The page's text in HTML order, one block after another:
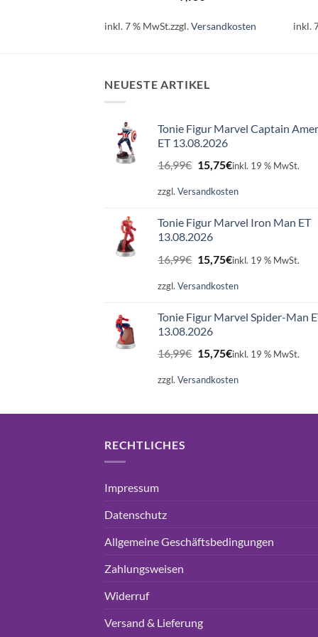
inkl. 7 % MwSt.zzgl.Versandkosten inkl.
NEUESTE ARTIKEL
Tonie Figur Marvel Captain
ET 13.08.2026
16,99€ Ursprünglicher
Preis
war:
15,75€Aktueller
ist:
inkl. 19 % MwSt.
zzgl. Versandkosten
Tonie Figur Marvel Iron Man ET
13.08.2026
16,99€ Ursprünglicher
Preis
war:
15,75€Aktueller
ist:
inkl. 19 % MwSt.
zzgl. Versandkosten
Tonie Figur Marvel Spider-Man
13.08.2026
16,99€ Ursprünglicher
Preis
war:
15,75€Aktueller
ist:
inkl. 19 % MwSt.
zzgl. Versandkosten
RECHTLICHES
Impressum
Datenschutz
Allgemeine Geschäftsbedingungen
Zahlungsweisen
Widerruf
Versand & Lieferung